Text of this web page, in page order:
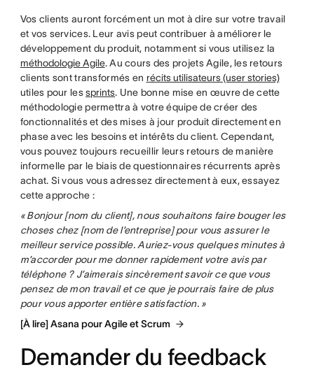
Vos clients auront forcément un mot à dire sur votre travail
et vos services. Leur avis peut contribuer à améliorer le
développement du produit, notamment si vous utilisez la
méthodologie Agile. Au cours des projets Agile, les retours
clients sont transformés en récits utilisateurs (user stories)
utiles pour lessprints. Une bonne mise en œuvre de cette
méthodologie permettra à votre équipe de créer des
fonctionnalités et des mises à jour produit directement en
phase avec les besoins et intérêts du client. Cependant,
vous pouvez toujours recueillir leurs retours de manière
informelle par le biais de questionnaires récurrents après
achat. Si vous vous adressez directement à eux, essayez
cette approche :
« Bonjour [nom du client], nous souhaitons faire bouger les
choses chez [nom de l’entreprise] pour vous assurer le
meilleur service possible. Auriez-vous quelques minutes à
m’accorder pour me donner rapidement votre avis par
téléphone ? J’aimerais sincèrement savoir ce que vous
pensez de mon travail et ce que je pourrais faire de plus
pour vous apporter entière satisfaction. »
[À lire] Asana pour Agile et Scrum
Demander du feedback